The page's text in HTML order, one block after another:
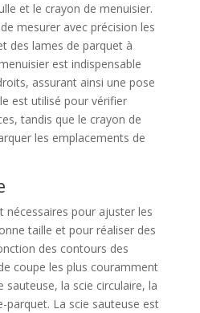
et le crayon de menuisier.
mesurer avec précision les
des lames de parquet à
est indispensable
assurant ainsi une pose
est utilisé pour vérifier
tandis que le crayon de
les emplacements de
nécessaires pour ajuster les
taille et pour réaliser des
des contours des
coupe les plus couramment
sauteuse, la scie circulaire, la
parquet. La scie sauteuse est